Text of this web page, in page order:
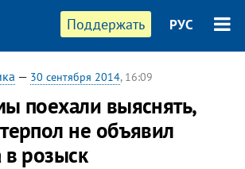
Поддержать РУС
— 30 сентября 2014, 16:09
поехали выяснять,
не объявил
розыск